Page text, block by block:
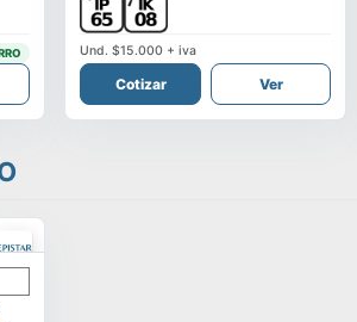
Und.$15.000 + iva
Cotizar Ver